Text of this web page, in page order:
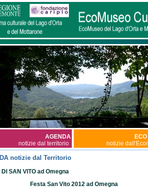
AGENDA
notizie dal territorio
notizie
notizie dal Territorio
DI SAN VITO ad Omegna
Festa San Vito 2012 ad Omegna